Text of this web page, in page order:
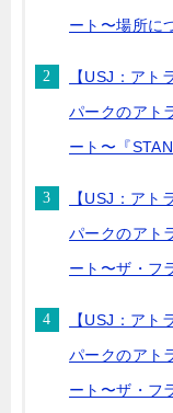
ート〜場所に
【USJ：アト
パークのアト
ート〜『
【USJ：アト
パークのアト
ート〜ザ・フ
【USJ：アト
パークのアト
ート〜ザ・フ